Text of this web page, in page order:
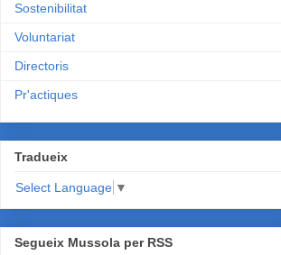
Sostenibilitat
Voluntariat
Directoris
Pr'actiques
Tradueix
Select Language ▼
Segueix Mussola per RSS